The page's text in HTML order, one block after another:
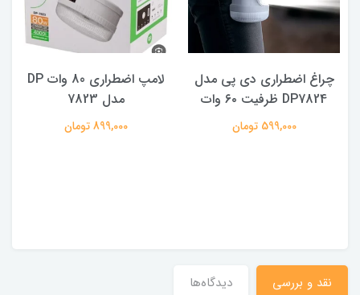
چراغ اضطراری دی پی مدل
DP7824 ظرفیت ۶۰ وات
599,000 تومان
لامپ اضطراری 80 وات DP
مدل 7823
899,000 تومان
نقد و بررسی دیدگاه‌ها